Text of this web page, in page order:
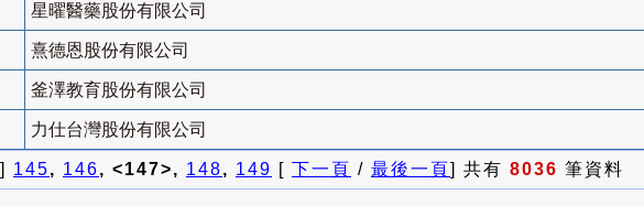
星曜醫藥股份有限公司
熹德恩股份有限公司
釜澤教育股份有限公司
力仕台灣股份有限公司
] 145, 146, <147>, 148, 149 [ 下一頁 / 最後一頁] 共有 8036 筆資料